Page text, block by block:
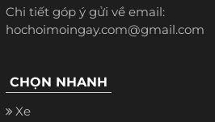
Chi tiết góp ý gửi về email:
hochoimoingay.com@gmail.com
CHỌN NHANH
Xe